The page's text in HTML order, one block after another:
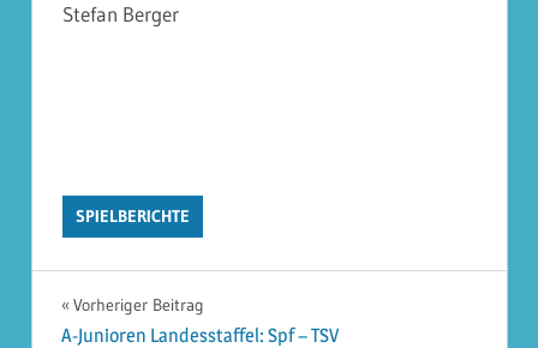
Stefan Berger
SPIELBERICHTE
Beitragsnavigation
Vorheriger Beitrag
A-Junioren Landesstaffel: Spf – TSV